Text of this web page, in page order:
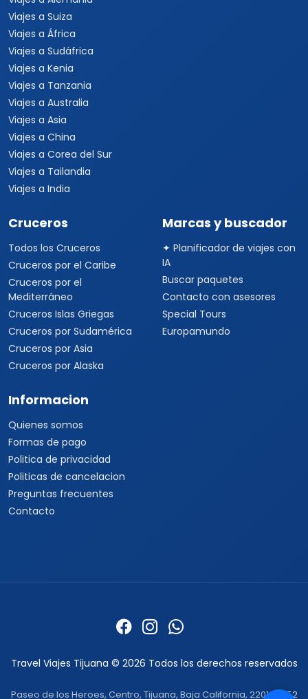
Viajes a Suiza
Viajes a África
Viajes a Sudáfrica
Viajes a Kenia
Viajes a Tanzania
Viajes a Australia
Viajes a Asia
Viajes a China
Viajes a Corea del Sur
Viajes a Tailandia
Viajes a India
Cruceros
Todos los Cruceros
Cruceros por el Caribe
Cruceros por el
Mediterráneo
Cruceros Islas Griegas
Cruceros por Sudamérica
Cruceros por Asia
Cruceros por Alaska
Marcas y buscador
✦ Planificador de viajes con
IA
Buscar paquetes
Contacto con asesores
Special Tours
Europamundo
Informacion
Quienes somos
Formas de pago
Politica de privacidad
Politicas de cancelacion
Preguntas frecuentes
Contacto
Travel Viajes Tijuana © 2026 Todos los derechos reservados
Paseo de los Heroes, Centro, Tijuana, Baja California, 22010 · +52